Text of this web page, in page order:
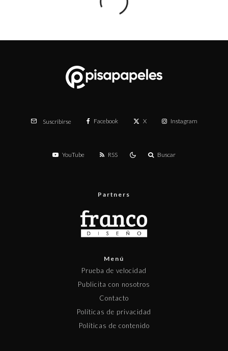
Suscribirse Facebook X Instagram
YouTube RSS Buscar
Partners
Menú
Prueba de velocidad
Publicita con nosotros
Contacto
Políticas de privacidad
Políticas de contenido